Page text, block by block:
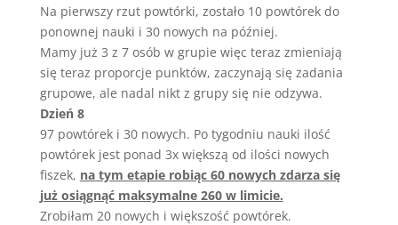
Na pierwszy rzut powtórki, zostało 10 powtórek do
ponownej nauki i 30 nowych na później.
Mamy już 3 z 7 osób w grupie więc teraz zmieniają
się teraz proporcje punktów, zaczynają się zadania
grupowe, ale nadal nikt z grupy się nie odzywa.
Dzień 8
97 powtórek i 30 nowych. Po tygodniu nauki ilość
powtórek jest ponad 3x większą od ilości nowych
fiszek, na tym etapie robiąc 60 nowych zdarza się
już osiągnąć maksymalne 260 w limicie.
Zrobiłam 20 nowych i większość powtórek.